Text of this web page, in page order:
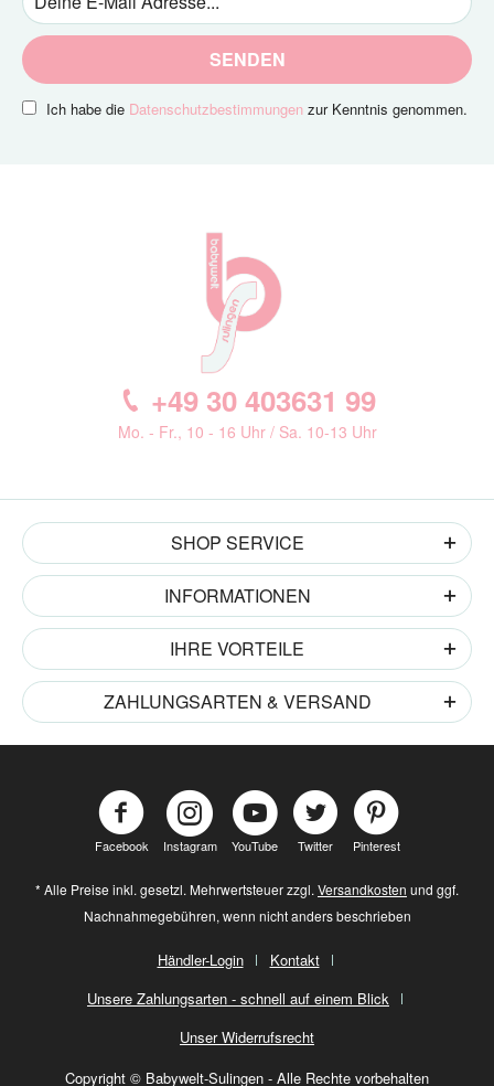
SENDEN
Ich habe die Datenschutzbestimmungen zur Kenntnis genommen.
+49 30 403631 99
Mo. - Fr., 10 - 16 Uhr / Sa. 10-13 Uhr
SHOP SERVICE
INFORMATIONEN
IHRE VORTEILE
ZAHLUNGSARTEN & VERSAND
Facebook Instagram YouTube Twitter Pinterest
* Alle Preise inkl. gesetzl. Mehrwertsteuer zzgl. Versandkosten und ggf.
Nachnahmegebühren, wenn nicht anders beschrieben
Händler-Login
Kontakt
Unsere Zahlungsarten - schnell auf einem Blick
Unser Widerrufsrecht
Copyright © Babywelt-Sulingen - Alle Rechte vorbehalten